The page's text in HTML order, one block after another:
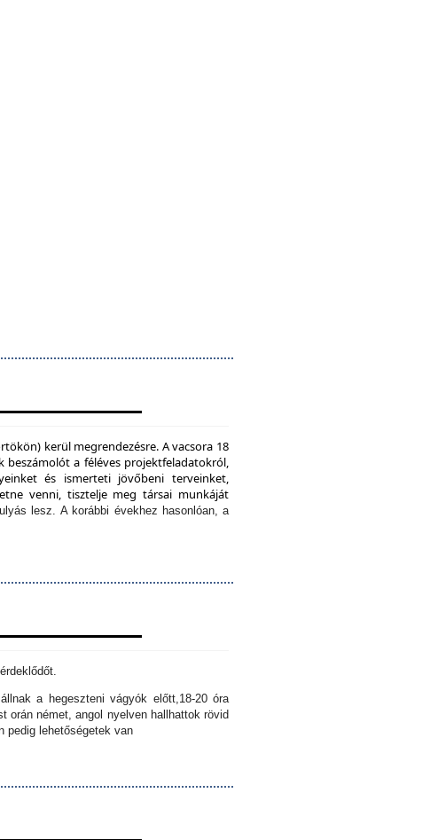
kerül megrendezésre. A vacsora 18
beszámolót a féléves projektfeladatokról,
és ismerteti jövőbeni terveinket,
venni, tisztelje meg társai munkáját
lesz.A korábbi évekhez hasonlóan, a
a hegeszteni vágyók előtt,18-20 óra
orán német, angol nyelven hallhattok rövid
pedig lehetőségetek van